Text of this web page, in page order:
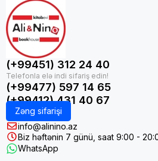
(+99451) 312 24 40
(+99477) 597 14 65
(+99412) 431 40 67
Zəng sifarişi
info@alinino.az
Biz həftənin 7 günü, saat 9:00 -
WhatsApp